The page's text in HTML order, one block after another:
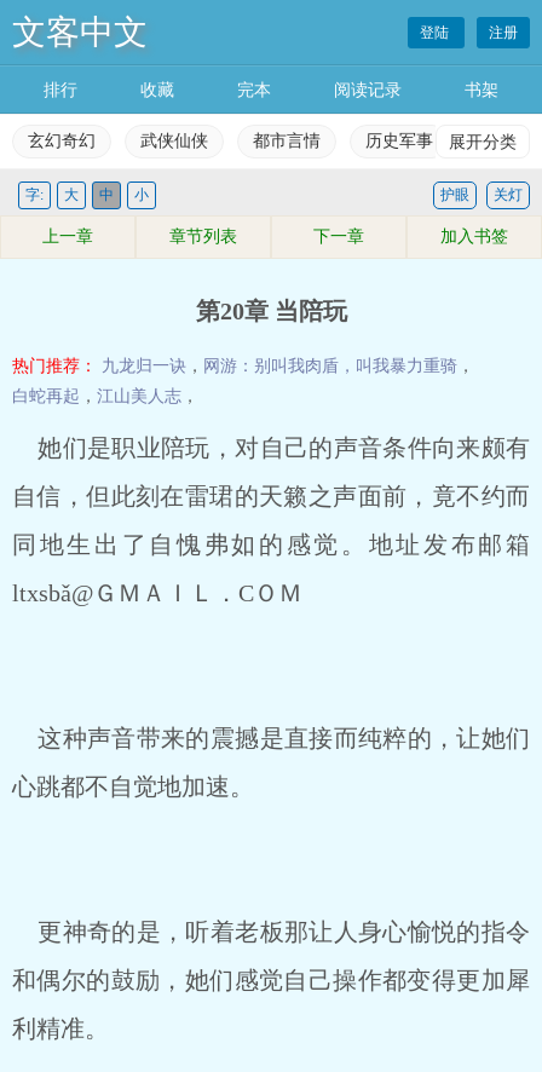
文客中文 登陆 注册
排行 收藏 完本 阅读记录 书架
玄幻奇幻 武侠仙侠 都市言情 历史军事 科幻灵
展开分类
玄幻奇幻 历史军事
科幻灵异 网游竞技 女生频道 完本小说
收藏榜单 永久书架
字: 大 中 小 关灯
护眼
上一章 章节列表 下一章 加入书签
第20章 当陪玩
热门推荐： 九龙归一诀 ， 网游：别叫我肉盾，叫我暴力重骑 ，
白蛇再起 ， 江山美人志 ，
她们是职业陪玩，对自己的声音条件向来颇有
自信，但此刻在雷珺的天籁之声面前，竟不约而
同地生出了自愧弗如的感觉。地址发布邮箱
ltxsbǎ@ＧＭＡＩＬ．CＯＭ
这种声音带来的震撼是直接而纯粹的，让她们
心跳都不自觉地加速。
更神奇的是，听着老板那让人身心愉悦的指令
和偶尔的鼓励，她们感觉自己操作都变得更加犀
利精准。